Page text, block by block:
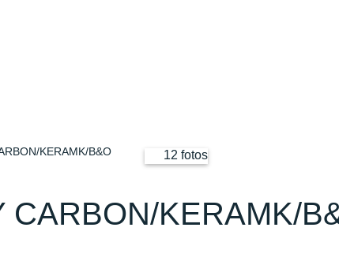
KERAMK/B&O 12 fotos
CARBON/KERAMK/